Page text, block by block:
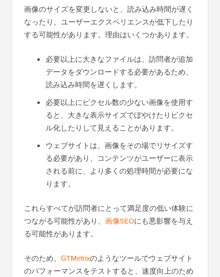
画像のサイズを変更しないと、読み込み時間が遅く
なったり、ユーザーエクスペリエンスが低下したり
する可能性があります。理由はいくつかあります。
必要以上に大きなファイルは、訪問者が追加
データをダウンロードする必要があるため、
読み込み時間を遅くします。
必要以上にピクセル数の少ない画像を使用す
ると、大きな表示サイズでぼやけたりピクセ
ル化したりして見えることがあります。
ウェブサイトは、画像をその場でリサイズす
る必要があり、コンテンツがユーザーに表示
される前に、より多くの処理時間が必要にな
ります。
これらすべてが訪問者にとって満足度の低い体験に
つながる可能性があり、 画像SEOにも悪影響を与え
る可能性があります。
そのため、 GTMetrixのようなツールでウェブサイト
のパフォーマンスをテストすると、速度向上のため